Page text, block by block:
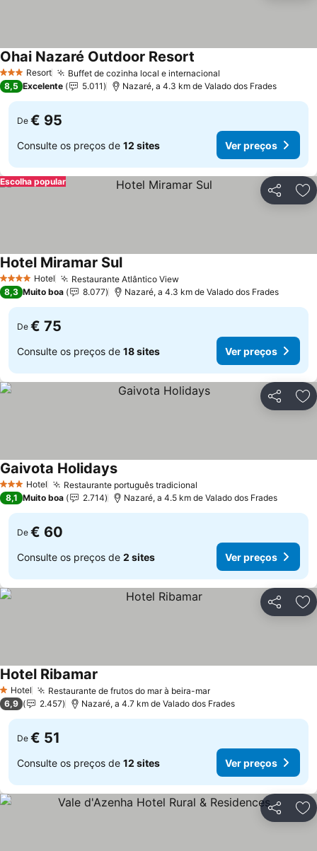
3 EstrelasResort Buffet de cozinha local e internacional
Ohai Nazaré Outdoor Resort
8,5 Excelente 5.011 Nazaré, a 4.3 km de Valado dos Frades
De € 95
Consulte os preços de 12 sites Ver preços
Partilhar
Escolha popular
4 EstrelasHotel Restaurante Atlântico View
Hotel Miramar Sul
8,3 Muito boa 8.077 Nazaré, a 4.3 km de Valado dos Frades
De € 75
Consulte os preços de 18 sites Ver preços
Partilhar
3 EstrelasHotel Restaurante português tradicional
Gaivota Holidays
8,1 Muito boa 2.714 Nazaré, a 4.5 km de Valado dos Frades
De € 60
Consulte os preços de 2 sites Ver preços
Partilhar
1 Estrelas
Hotel Restaurante de frutos do mar à beira-mar
Hotel Ribamar
6,9 2.457 Nazaré, a 4.7 km de Valado dos Frades
De € 51
Consulte os preços de 12 sites Ver preços
Partilhar